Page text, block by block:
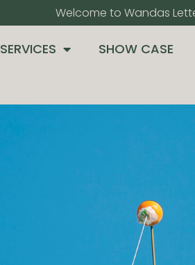
Welcome to Wandas
SERVICES SHOW CASE